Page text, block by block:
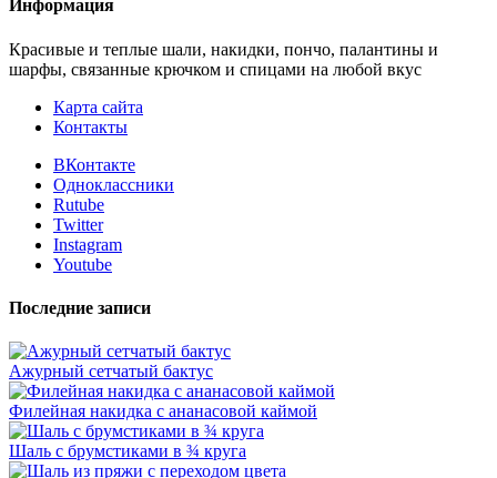
Информация
Красивые и теплые шали, накидки, пончо, палантины и
шарфы, связанные крючком и спицами на любой вкус
Карта сайта
Контакты
ВКонтакте
Одноклассники
Rutube
Twitter
Instagram
Youtube
Последние записи
Ажурный сетчатый бактус
Филейная накидка с ананасовой каймой
Шаль с брумстиками в ¾ круга